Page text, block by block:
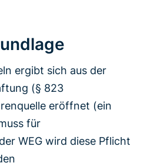
ergibt sich aus der
(§ 823
eröffnet (ein
für
WEG wird diese Pflicht